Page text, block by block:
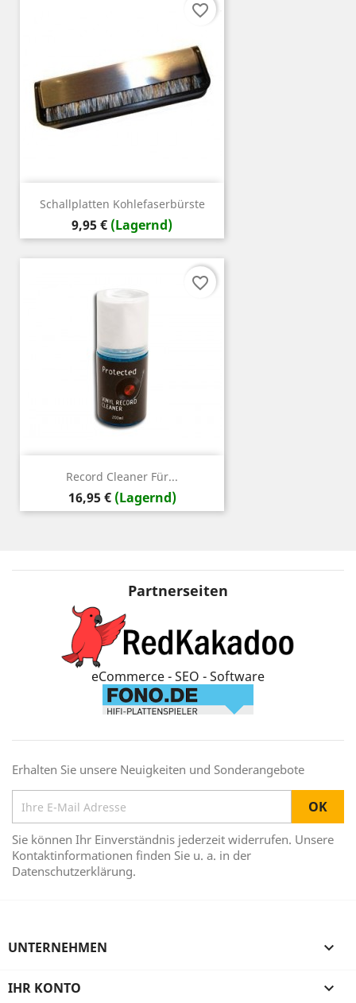
Schallplatten Kohlefaserbürste
Preis
9,95 € (Lagernd)
favorite_border
Record Cleaner Für...
Preis
16,95 € (Lagernd)
favorite_border
Partnerseiten
eCommerce - SEO - Software
Erhalten Sie unsere Neuigkeiten und Sonderangebote
Sie können Ihr Einverständnis jederzeit widerrufen. Unsere
Kontaktinformationen finden Sie u. a. in der
Datenschutzerklärung.
UNTERNEHMEN 
IHR KONTO 